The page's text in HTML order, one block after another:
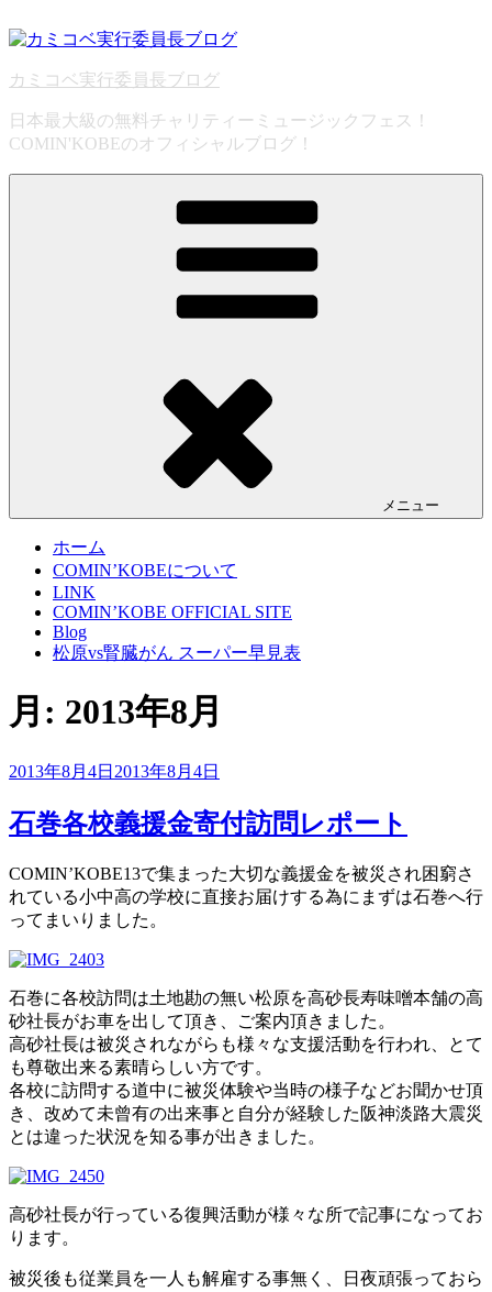
ン
ン
ツ
へ
キ
カミコベ実行委員長ブログ
日本最大級の無料チャリティーミュージックフェス！
COMIN'KOBEのオフィシャルブログ！
メニュー
ホーム
COMIN’KOBEについて
LINK
COMIN’KOBE OFFICIAL SITE
Blog
松原vs腎臓がん スーパー早見表
月: 2013年8月
投
日:
2013年8月4日 2013年8月4日
石巻各校義援金寄付訪問レポート
COMIN’KOBE13で集まった大切な義援金を被災され困窮さ
れている小中高の学校に直接お届けする為にまずは石巻へ行
ってまいりました。
石巻に各校訪問は土地勘の無い松原を高砂長寿味噌本舗の高
砂社長がお車を出して頂き、ご案内頂きました。
高砂社長は被災されながらも様々な支援活動を行われ、とて
も尊敬出来る素晴らしい方です。
各校に訪問する道中に被災体験や当時の様子などお聞かせ頂
き、改めて未曾有の出来事と自分が経験した阪神淡路大震災
とは違った状況を知る事が出きました。
高砂社長が行っている復興活動が様々な所で記事になってお
ります。
被災後も従業員を一人も解雇する事無く、日夜頑張っておら